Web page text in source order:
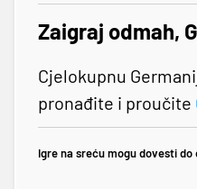
Zaigraj odmah,
Cjelokupnu
pronađite i proučite
Igre na sreću mogu dovesti